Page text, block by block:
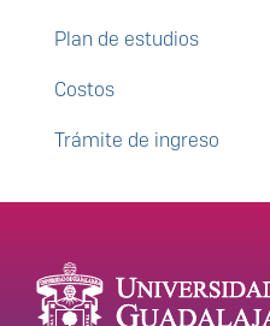
Plan de estudios
Costos
Trámite de ingreso
Enlaces
Información del
portal